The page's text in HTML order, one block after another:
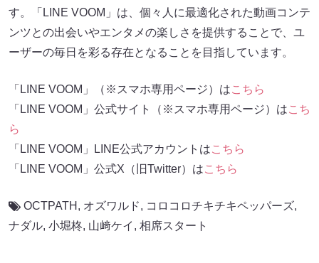
す。「LINE VOOM」は、個々人に最適化された動画コンテ
ンツとの出会いやエンタメの楽しさを提供することで、ユ
ーザーの毎日を彩る存在となることを目指しています。
「LINE VOOM」（※スマホ専用ページ）はこちら
「LINE VOOM」公式サイト（※スマホ専用ページ）はこち
ら
「LINE VOOM」LINE公式アカウントはこちら
「LINE VOOM」公式X（旧Twitter）はこちら
OCTPATH , オズワルド, コロコロチキチキペッパーズ,
ナダル, 小堀柊, 山﨑ケイ , 相席スタート